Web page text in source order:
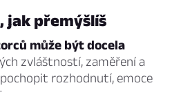
jak přemýšlíš
může být docela
zvláštností, zaměření a
rozhodnutí, emoce